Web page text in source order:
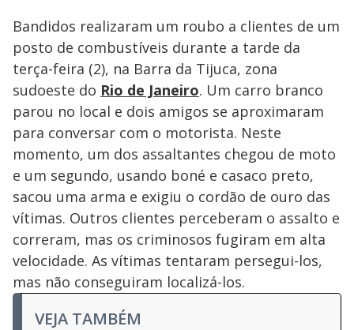
Bandidos realizaram um roubo a clientes de um
posto de combustíveis durante a tarde da
terça-feira (2), na Barra da Tijuca, zona
sudoeste do Rio de Janeiro. Um carro branco
parou no local e dois amigos se aproximaram
para conversar com o motorista. Neste
momento, um dos assaltantes chegou de moto
e um segundo, usando boné e casaco preto,
sacou uma arma e exigiu o cordão de ouro das
vítimas. Outros clientes perceberam o assalto e
correram, mas os criminosos fugiram em alta
velocidade. As vítimas tentaram persegui-los,
mas não conseguiram localizá-los.
VEJA TAMBÉM